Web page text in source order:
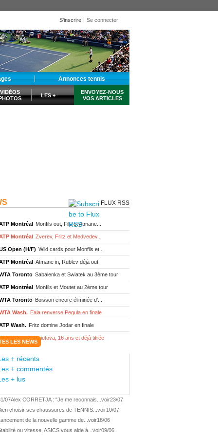
S'inscrire Se connecter
Annonces tennis
VIDÉOS
LES +
ENVOYEZ-NOUS
VOS ARTICLES
FLUX RSS
Montréal Monfils out, Fils et Atmane...
Montréal Zverev, Fritz et Medvedev...
Open (H/F) Wild cards pour Monfils et...
Montréal Atmane in, Rublev déjà out
Toronto Sabalenka et Swiatek au 3ème tour
Montréal Monfils et Moutet au 2ème tour
Toronto Boisson encore éliminée d'...
Wash. Eala renverse Pegula en finale
Wash. Fritz domine Jodar en finale
Memphis Liutova, 16 ans et déjà titrée
Los Cabos
WTA Wash.
Los Cabos Géa en finale !
Los Cabos 1ère 1/2 finale pour Géa
LES NEWS
+ récents
+ commentés
+ lus
07Alex CORRETJA : "Je me reconnais... voir23/07
choisir ses chaussures de TENNIS... voir10/07
de la nouvelle gamme de... voir18/06
ou vitesse, ASICS vous aide à... voir09/06